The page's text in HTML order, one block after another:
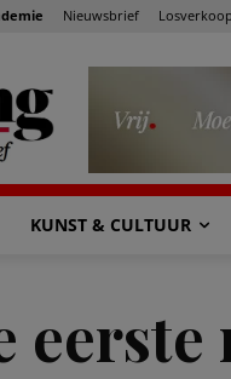
Nieuwsbrief Losverkoop
KUNST & CULTUUR
eerste